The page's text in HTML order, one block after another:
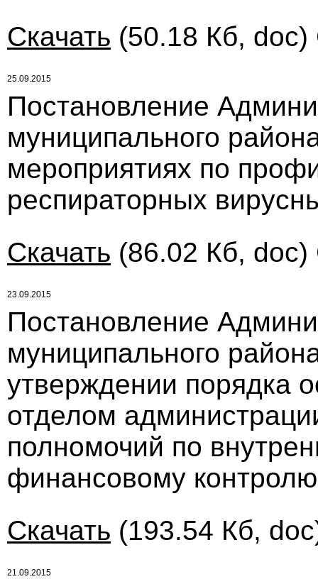
Скачать (50.18 Кб, doc)
25.09.2015
Постановление
муниципального
мероприятиях по
респираторных
Скачать (86.02 Кб, doc)
23.09.2015
Постановление
муниципального
утверждении порядка
отделом
полномочий по
финансовому
Скачать (193.54 Кб,
21.09.2015